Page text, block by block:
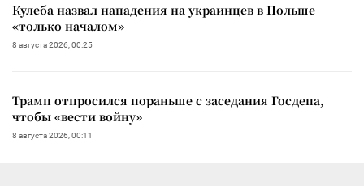
Кулеба назвал нападения на украинцев в Польше
«только началом»
8 августа 2026, 00:25
Трамп отпросился пораньше с заседания Госдепа,
чтобы «вести войну»
8 августа 2026, 00:11